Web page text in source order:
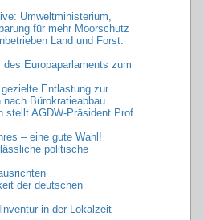
Umweltministerium,
für mehr Moorschutz
Land und Forst:
Europaparlaments zum
Entlastung zur
Bürokratieabbau
stellt AGDW-Präsident Prof.
– eine gute Wahl!
politische
der deutschen
in der Lokalzeit